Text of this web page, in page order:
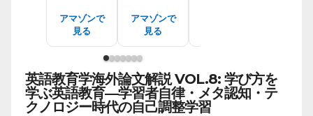
アマゾンで
見る
アマゾンで
見る
英語教育学海外論文解説 VOL.8: 学び方を
学ぶ英語教育―学習者自律・メタ認知・テ
クノロジー時代の自己調整学習